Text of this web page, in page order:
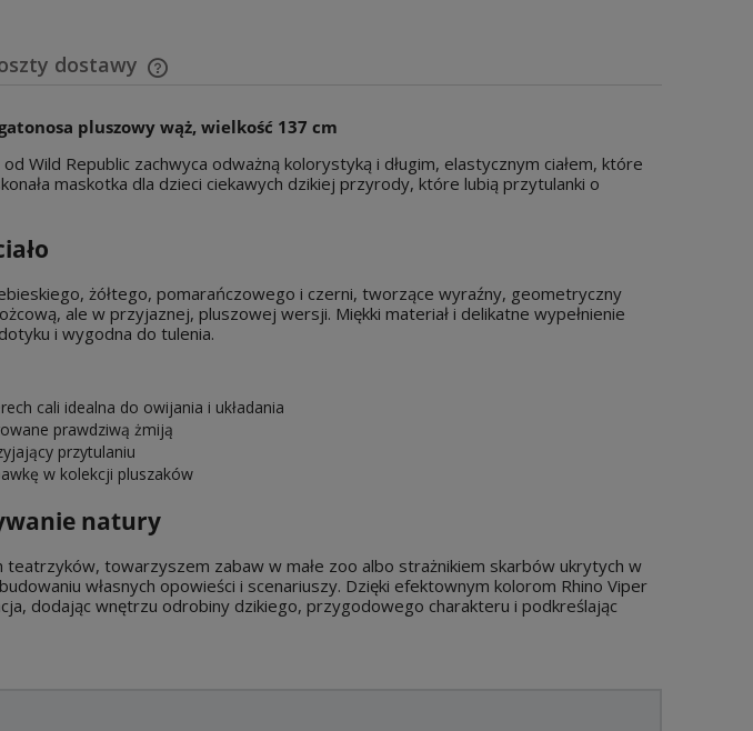
dostawy
Cena nie zawiera ewentualnych kosztów
pluszowy wąż, wielkość 137 cm
Wild Republic zachwyca odważną kolorystyką i długim, elastycznym ciałem, które
maskotka dla dzieci ciekawych dzikiej przyrody, które lubią przytulanki o
żółtego, pomarańczowego i czerni, tworzące wyraźny, geometryczny
ale w przyjaznej, pluszowej wersji. Miękki materiał i delikatne wypełnienie
i wygodna do tulenia.
cali idealna do owijania i układania
prawdziwą żmiją
przytulaniu
w kolekcji pluszaków
natury
towarzyszem zabaw w małe zoo albo strażnikiem skarbów ukrytych w
własnych opowieści i scenariuszy. Dzięki efektownym kolorom Rhino Viper
dodając wnętrzu odrobiny dzikiego, przygodowego charakteru i podkreślając